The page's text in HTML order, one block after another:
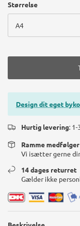
Størrelse
A4
Design dit eget
Hurtig levering:
Ramme
Vi isætter gerne
14 dages returret
Gælder ikke